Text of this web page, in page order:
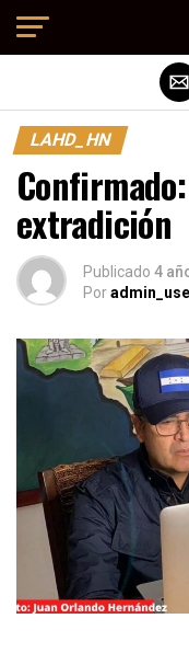
LAHD_HN
extradición
Publicado 4
Por